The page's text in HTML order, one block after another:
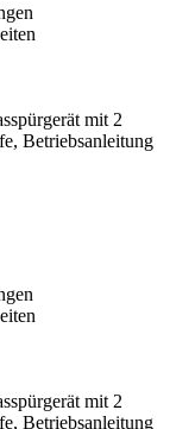
mit 2
Betriebsanleitung
mit 2
Betriebsanleitung